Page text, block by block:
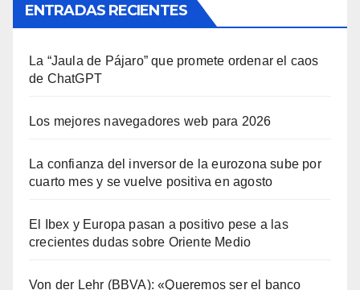
ENTRADAS RECIENTES
La “Jaula de Pájaro” que promete ordenar el caos
de ChatGPT
Los mejores navegadores web para 2026
La confianza del inversor de la eurozona sube por
cuarto mes y se vuelve positiva en agosto
El Ibex y Europa pasan a positivo pese a las
crecientes dudas sobre Oriente Medio
Von der Lehr (BBVA): «Queremos ser el banco